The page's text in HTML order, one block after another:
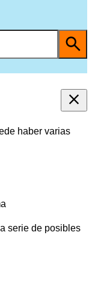
haber varias
serie de posibles